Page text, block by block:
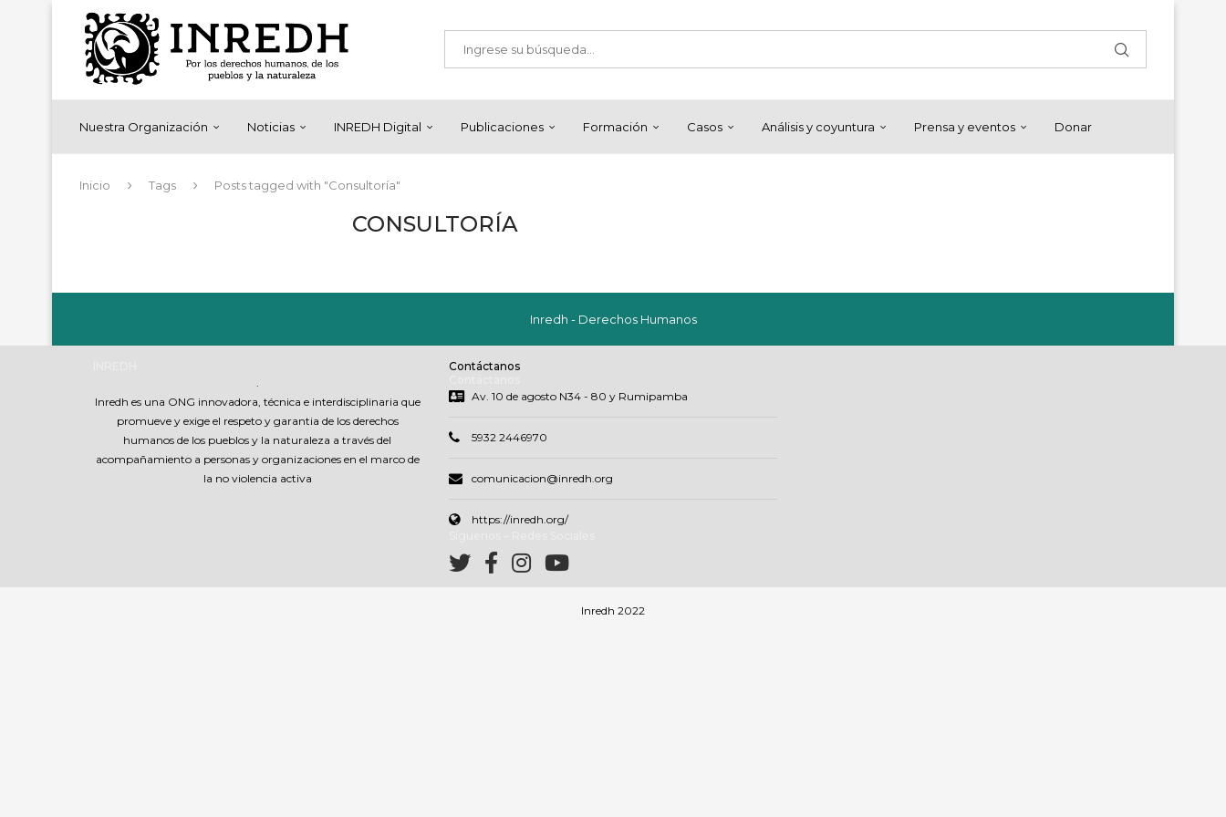
Nuestra Organización Noticias INREDH Digital Publicaciones Formación Casos Análisis y coyuntura Prensa y eventos Donar
Inicio Tags Posts tagged with "Consultoría"
CONSULTORÍA
Inredh - Derechos Humanos
.
Inredh es una ONG innovadora, técnica e interdisciplinaria que
promueve y exige el respeto y garantia de los derechos
humanos de los pueblos y la naturaleza a través del
acompañamiento a personas y organizaciones en el marco de
la no violencia activa
Contáctanos
Av. 10 de agosto N34 - 80 y Rumipamba
5932 2446970
comunicacion@inredh.org
https://inredh.org/
Inredh 2022